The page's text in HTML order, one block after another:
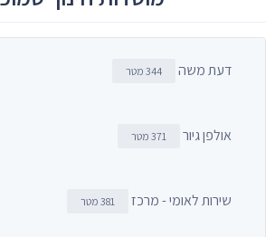
דעת משה 344 מטר
אולפן גיור 371 מטר
שירות לאומי - מרכז 381 מטר